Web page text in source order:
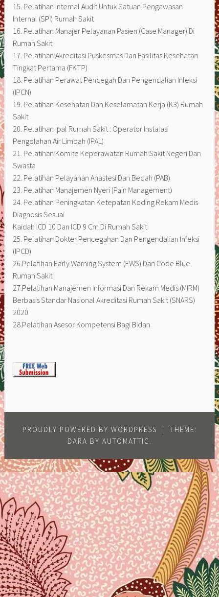
15. Pelatihan Internal Audit Untuk Satuan Pengawasan
Internal (SPI) Rumah Sakit
16. Pelatihan Manajer Pelayanan Pasien (Case Manager) Di
Rumah Sakit
17. Pelatihan Akreditasi Puskesmas Dan Fasilitas Kesehatan
Tingkat Pertama (FKTP)
18. Pelatihan Perawat Pencegah Dan Pengendalian Infeksi
(IPCN)
19. Pelatihan Kesehatan Dan Keselamatan Kerja (K3) Rumah
Sakit
20. Pelatihan Ipal Rumah Sakit : Operator Instalasi
Pengolahan Air Limbah (IPAL)
21. Pelatihan Komite Keperawatan Rumah Sakit Negeri Dan
Swasta
22. Pelatihan Pelayanan Anastesi Dan Bedah (PAB)
23. Pelatihan Manajemen Nyeri (Pain Management)
24. Pelatihan Peningkatan Ketepatan Koding Rekam Medis
Diagnosis Sesuai
Kaidah ICD 10 Dan ICD 9 Cm Di Rumah Sakit
25. Pelatihan Dokter Pencegahan Dan Pengendalian Infeksi
(IPCD)
26.Pelatihan Early Warning System (EWS) Dan Code Blue
Rumah Sakit
27.Pelatihan Manajemen Informasi Dan Rekam Medis (MIRM)
Berbasis Standar Nasional Akreditasi Rumah Sakit (SNARS)
2020
28.Pelatihan Asesor Kompetensi Bagi Bidan
PROUDLY POWERED BY WORDPRESS |
THEME:
DARA BY AUTOMATTIC .